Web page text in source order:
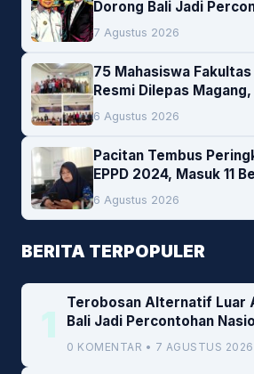
Dorong Bali Jadi
Pembiayaan Daerah
7 Agustus 2026
75 Mahasiswa Fakultas
Resmi Dilepas
Empat Pesan Penting
6 Agustus 2026
Pacitan Tembus
EPPD 2024, Masuk 11
6 Agustus 2026
BERITA TERPOPULER
1
Terobosan Alternatif Luar
Bali Jadi Percontohan
Daerah
0 KOMENTAR • 7 AGUSTUS 2026